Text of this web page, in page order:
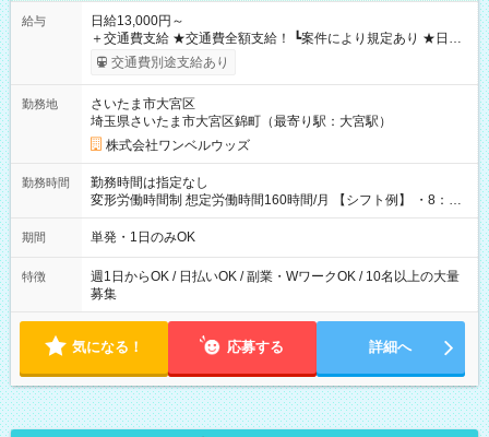
給与
日給13,000円～
＋交通費支給 ★交通費全額支給！ ┗案件により規定あり ★日払
いOK！（規定あり） ┗働いたその日に現金GET♪ お仕事後はコ
ンビニATMから 日払い分を引き落とせます！ 【試用期間】試
交通費別途支給あり
勤務地
さいたま市大宮区
埼玉県さいたま市大宮区錦町（最寄り駅：大宮駅）
株式会社ワンベルウッズ
勤務時間
勤務時間は指定なし
変形労働時間制 想定労働時間160時間/月 【シフト例】 ・8：00
～21：00
期間 単発・1日のみOK
特徴
週1日からOK / 日払いOK / 副業・WワークOK / 10名以上の大量
募集
気になる！ 応募する 詳細へ